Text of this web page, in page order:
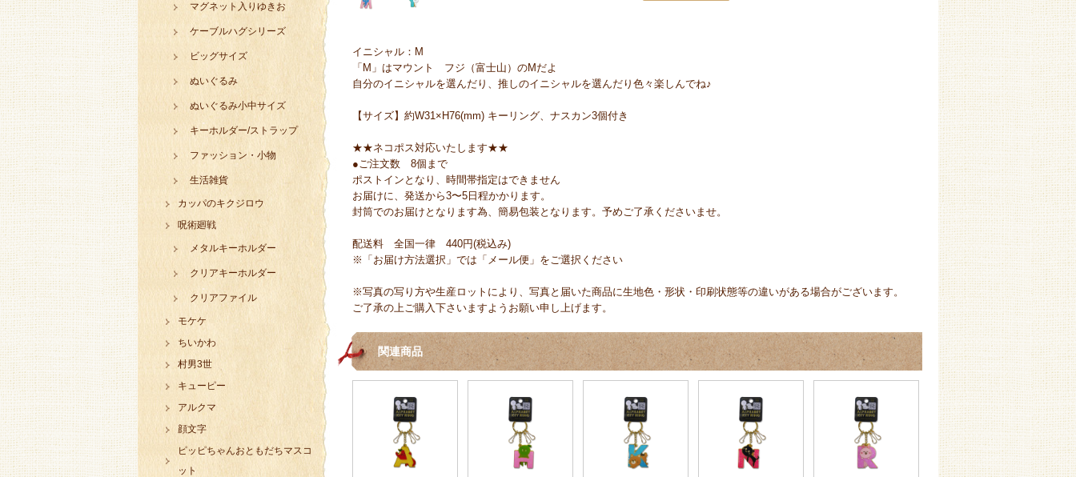
イニシャル：M
「M」はマウント フジ（富士山）のMだよ
自分のイニシャルを選んだり、推しのイニシャルを選んだり色々楽しんでね♪
【サイズ】約W31×H76(mm) キーリング、ナスカン3個付き
★★ネコポス対応いたします★★
●ご注文数 8個まで
ポストインとなり、時間帯指定はできません
お届けに、発送から3〜5日程かかります。
封筒でのお届けとなります為、簡易包装となります。予めご了承くださいませ。
配送料 全国一律 440円(税込み)
※「お届け方法選択」では「メール便」をご選択ください
※写真の写り方や生産ロットにより、写真と届いた商品に生地色・形状・印刷状態等の違いがある場合がございます。
ご了承の上ご購入下さいますようお願い申し上げます。
関連商品
マグネット入りゆきお
ケーブルハグシリーズ
ビッグサイズ
ぬいぐるみ
ぬいぐるみ小中サイズ
キーホルダー/ストラップ
ファッション・小物
生活雑貨
カッパのキクジロウ
呪術廻戦
メタルキーホルダー
クリアキーホルダー
クリアファイル
モケケ
ちいかわ
村男3世
キューピー
アルクマ
顔文字
ピッピちゃんおともだちマスコ
ット